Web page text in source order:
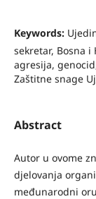
Keywords:
sekretar, Bosna
agresija,
Zaštitne snage
Abstract
Autor u ovome
djelovanja
međunarodni